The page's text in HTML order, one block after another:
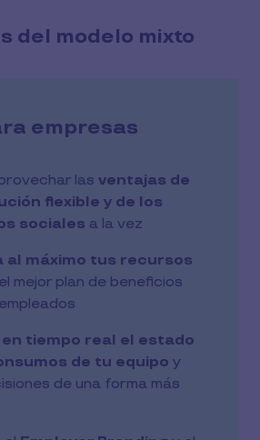
del modelo mixto
empresas
las ventajas de
flexible y de los
sociales a la vez
al máximo tus recursos
mejor plan de beneficios
en tiempo real el estado
de tu equipo y
de una forma más